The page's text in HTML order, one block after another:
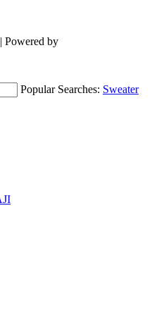
| Powered by
Popular Searches: Sweater